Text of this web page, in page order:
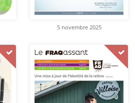
5 novembre 2025